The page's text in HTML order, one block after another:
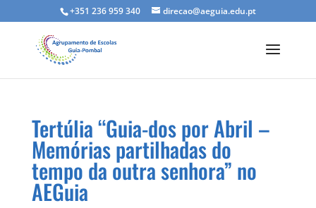
+351 236 959 340 direcao@aeguia.edu.pt
Tertúlia “Guia-dos por Abril –
Memórias partilhadas do
tempo da outra senhora” no
AEGuia